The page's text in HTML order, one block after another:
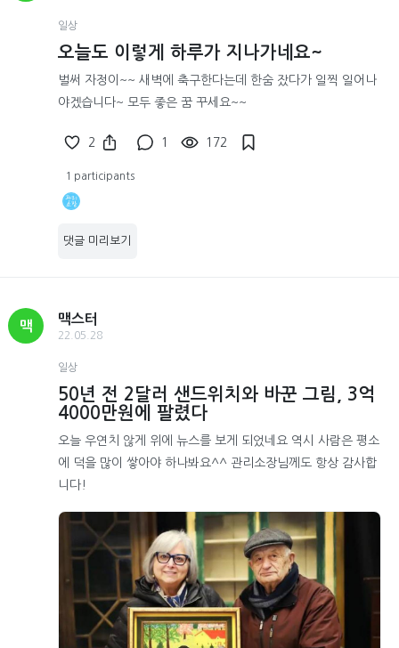
일상
오늘도 이렇게 하루가 지나가네요~
벌써 자정이~~ 새벽에 축구한다는데 한숨 잤다가 일찍 일어나
야겠습니다~ 모두 좋은 꿈 꾸세요~~
2 1 172
1 participants
댓글 미리보기
맥
맥스터
22.05.28
일상
50년 전 2달러 샌드위치와 바꾼 그림, 3억
4000만원에 팔렸다
오늘 우연치 않게 위에 뉴스를 보게 되었네요 역시 사람은 평소
에 덕을 많이 쌓아야 하나봐요^^ 관리소장님께도 항상 감사합
니다!